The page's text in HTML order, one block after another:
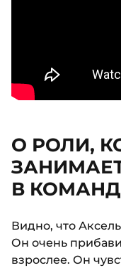
О РОЛИ,
В
Видно, что
Он очень
взрослее. Он